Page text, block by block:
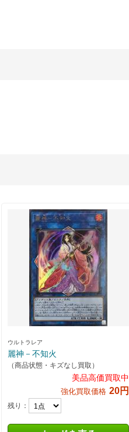
ウルトラレア
麗神－不知火
（商品状態・キズなし買取）
美品高価買取中
強化買取価格 20円
残り：